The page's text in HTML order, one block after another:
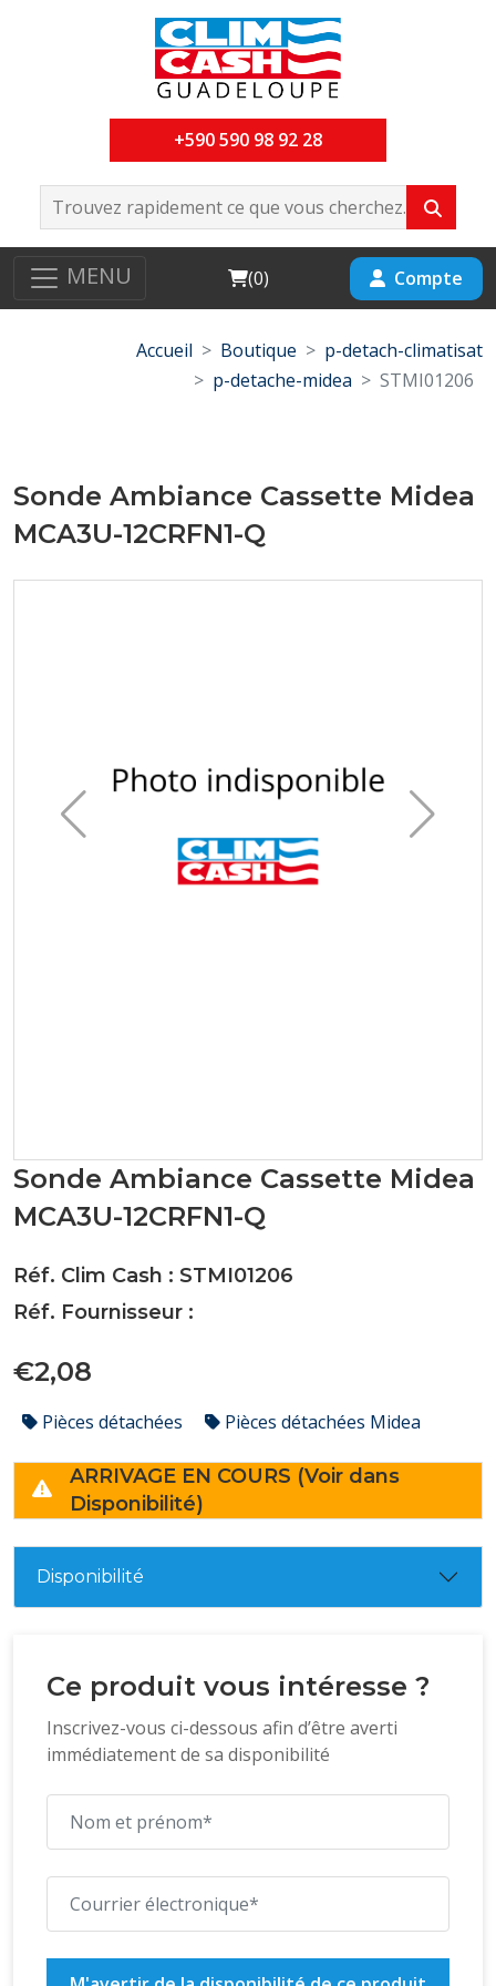
+590 590 98 92 28
MENU Cart
(0) Compte
Accueil Boutique
p-detach-climatisat
p-detache-midea
STMI01206
Sonde Ambiance Cassette Midea
MCA3U-12CRFN1-Q
Sonde Ambiance Cassette Midea
MCA3U-12CRFN1-Q
Réf. Clim Cash : STMI01206
Réf. Fournisseur :
€2,08
Pièces détachées Pièces détachées Midea
ARRIVAGE EN COURS (Voir dans
Disponibilité)
Disponibilité
Ce produit vous intéresse ?
Inscrivez-vous ci-dessous afin d’être averti
immédiatement de sa disponibilité